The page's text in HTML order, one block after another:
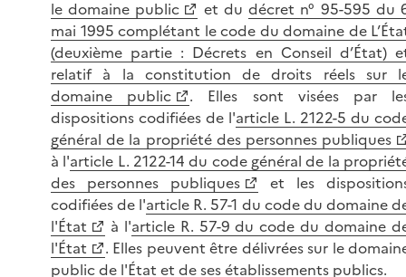
le domaine public
et dudécret n° 95-595 du
mai 1995 complétant le code du domaine de
(deuxième partie : Décrets en Conseil d’État)
relatif à la constitution de droits réels sur
domaine public
. Elles sont visées par
dispositions codifiées de l'article L. 2122-5 du
général de la propriété des personnes publiques
à l'article L. 2122-14 du code général de la
des personnes publiques
et les
codifiées de l'article R. 57-1 du code du domaine
l'État
à l'article R. 57-9 du code du domaine
l'État
. Elles peuvent être délivrées sur le
public de l'État et de ses établissements publics.